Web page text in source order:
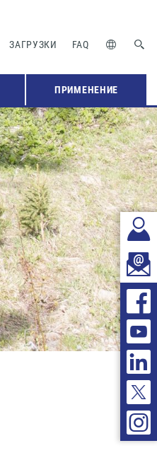
ЗАГРУЗКИ FAQ
ПРИМЕНЕНИЕ